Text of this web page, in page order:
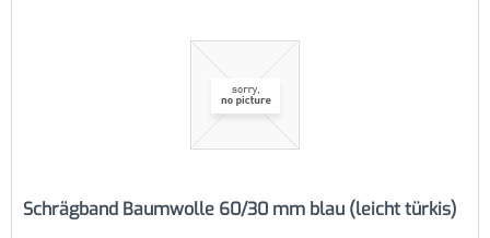
Schrägband Baumwolle 60/30 mm blau (leicht türkis)